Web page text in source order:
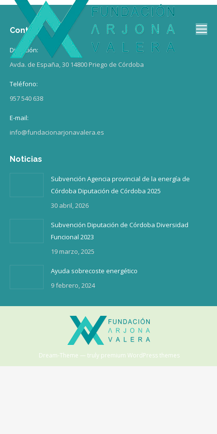
Contacto
Dirección:
Avda. de España, 30 14800 Priego de Córdoba
Teléfono:
957 540 638
E-mail:
info@fundacionarjonavalera.es
Noticias
Subvención Agencia provincial de la energía de
Córdoba Diputación de Córdoba 2025
30 abril, 2026
Subvención Diputación de Córdoba Diversidad
Funcional 2023
19 marzo, 2025
Ayuda sobrecoste energético
9 febrero, 2024
Dream-Theme — truly premium WordPress themes